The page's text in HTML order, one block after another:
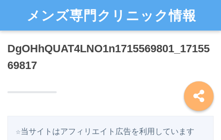
メンズ専門クリニック情報
DgOHhQUAT4LNO1n1715569801_17155
69817
☆当サイトはアフィリエイト広告を利用しています